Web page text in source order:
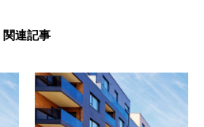
実績紹介
関連記事